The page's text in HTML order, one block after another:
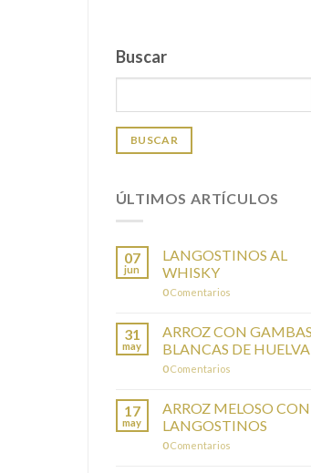
Buscar
BUSCAR
ÚLTIMOS ARTÍCULOS
07
jun
LANGOSTINOS AL
WHISKY
0Comentarios
31
may
ARROZ CON GAMBAS
BLANCAS DE HUELVA
0Comentarios
17
may
ARROZ MELOSO CON
LANGOSTINOS
0Comentarios